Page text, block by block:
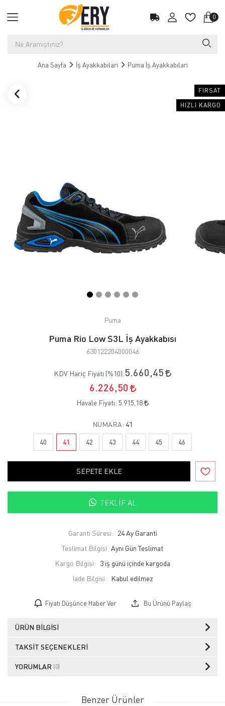
0
Ana Sayfa İş Ayakkabıları Puma İş Ayakkabıları
FIRSAT
HIZLI KARGO
Puma
Puma Rio Low S3L İş Ayakkabısı
630122204000046
KDV Hariç Fiyatı (%10):5.660,45
6.226,50
Havale Fiyatı: 5.915,18
NUMARA: 41
40 41 42 43 44 45 46
SEPETE EKLE
TEKLIF AL
Garanti Süresi: 24 Ay Garanti
Teslimat Bilgisi Aynı Gün Teslimat
Kargo Bilgisi: 3 iş günü içinde kargoda
İade Bilgisi:
Fiyatı Düşünce Haber Ver Bu Ürünü Paylaş
ÜRÜN BILGISI
TAKSIT SEÇENEKLERI
YORUMLAR (0)
Benzer Ürünler